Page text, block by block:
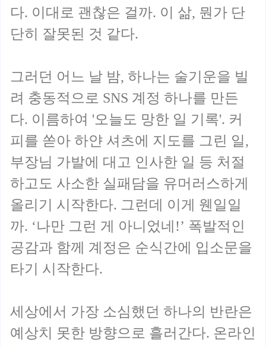
다. 이대로 괜찮은 걸까. 이 삶, 뭔가 단
단히 잘못된 것 같다.
그러던 어느 날 밤, 하나는 술기운을 빌
려 충동적으로 SNS 계정 하나를 만든
다. 이름하여 '오늘도 망한 일 기록'. 커
피를 쏟아 하얀 셔츠에 지도를 그린 일,
부장님 가발에 대고 인사한 일 등 처절
하고도 사소한 실패담을 유머러스하게
올리기 시작한다. 그런데 이게 웬일일
까. ‘나만 그런 게 아니었네!’ 폭발적인
공감과 함께 계정은 순식간에 입소문을
타기 시작한다.
세상에서 가장 소심했던 하나의 반란은
예상치 못한 방향으로 흘러간다. 온라인